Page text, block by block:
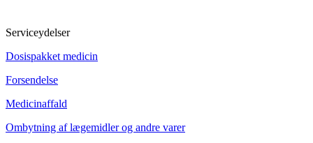
Serviceydelser
Dosispakket medicin
Forsendelse
Medicinaffald
Ombytning af lægemidler og andre varer